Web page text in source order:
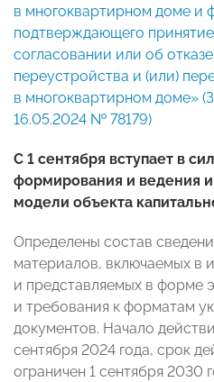
в многоквартирном доме и
подтверждающего
согласовании или об
переустройства и (или)
в многоквартирном доме»
16.05.2024 № 78179)
С 1 сентября вступает в
формирования и ведения
модели объекта
Определены состав
материалов, включаемых в
и представляемых в форме
и требования к форматам
документов. Начало
сентября 2024 года, срок
ограничен 1 сентября 2030